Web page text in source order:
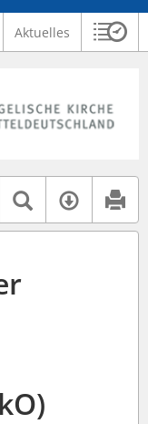
Aktuelles
Textsuche